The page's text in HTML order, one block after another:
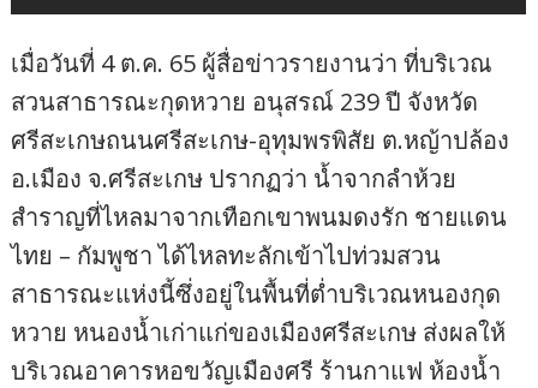
เมื่อวันที่ 4 ต.ค. 65 ผู้สื่อข่าวรายงานว่า ที่บริเวณ
สวนสาธารณะกุดหวาย อนุสรณ์ 239 ปี จังหวัด
ศรีสะเกษถนนศรีสะเกษ-อุทุมพรพิสัย ต.หญ้าปล้อง
อ.เมือง จ.ศรีสะเกษ ปรากฏว่า น้ำจากลำห้วย
สำราญที่ไหลมาจากเทือกเขาพนมดงรัก ชายแดน
ไทย – กัมพูชา ได้ไหลทะลักเข้าไปท่วมสวน
สาธารณะแห่งนี้ซึ่งอยู่ในพื้นที่ต่ำบริเวณหนองกุด
หวาย หนองน้ำเก่าแก่ของเมืองศรีสะเกษ ส่งผลให้
บริเวณอาคารหอขวัญเมืองศรี ร้านกาแฟ ห้องน้ำ